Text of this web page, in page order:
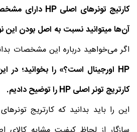
کارتیج تونرهای اصلی HP دارای
آن‌ها میتوانید نسبت به اصل بودن
اگر می‌خواهید درباره این مشخصات
HP اورجینال است؟» را بخوانید؛ در
کارتریج تونر اصلیHPرا توضیح دادیم.